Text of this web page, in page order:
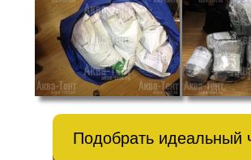
Подобрать идеальный